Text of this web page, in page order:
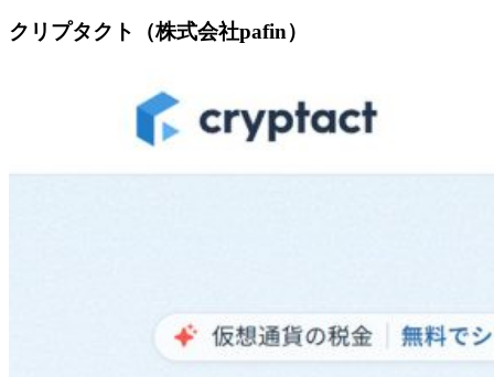
クリプタクト（株式会社pafin）